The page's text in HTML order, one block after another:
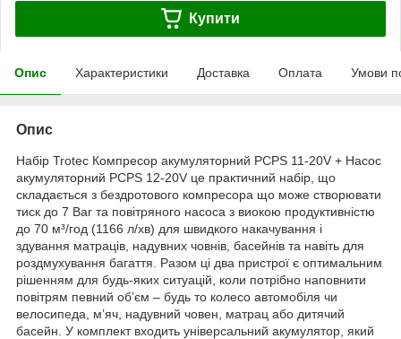
Купити
Опис Характеристики Доставка Оплата Умови
Опис
Набір Trotec Компресор акумуляторний PCPS 11-20V + Насос
акумуляторний PCPS 12-20V це практичний набір, що
складається з бездротового компресора що може створювати
тиск до 7 Bar та повітряного насоса з виокою продуктивністю
до 70 м³/год (1166 л/хв) для швидкого накачування і
здування матраців, надувних човнів, басейнів та навіть для
роздмухування багаття. Разом ці два пристрої є оптимальним
рішенням для будь-яких ситуацій, коли потрібно наповнити
повітрям певний об’єм – будь то колесо автомобіля чи
велосипеда, м’яч, надувний човен, матрац або дитячий
басейн. У комплект входить універсальний акумулятор, який